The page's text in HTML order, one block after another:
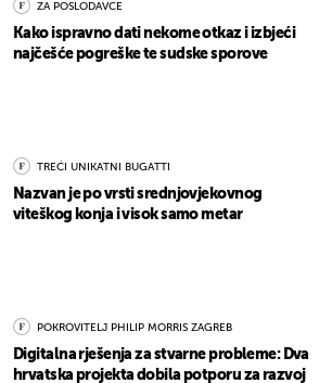
ZA POSLODAVCE
Kako ispravno dati nekome otkaz i izbjeći
najčešće pogreške te sudske sporove
TREĆI UNIKATNI BUGATTI
Nazvan je po vrsti srednjovjekovnog
viteškog konja i visok samo metar
POKROVITELJ PHILIP MORRIS ZAGREB
Digitalna rješenja za stvarne probleme: Dva
hrvatska projekta dobila potporu za razvoj